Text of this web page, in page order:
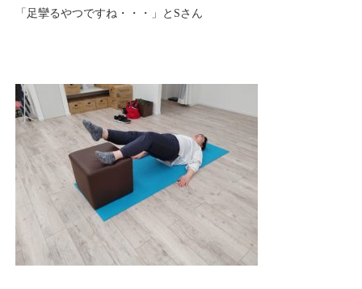
「足攣るやつですね・・・」とSさん